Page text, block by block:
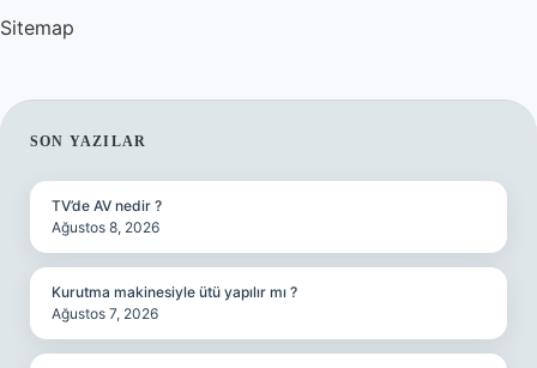
Hakkımızda
Sitemap
SIDEBAR
SON YAZILAR
TV’de AV nedir ?
Ağustos 8, 2026
Kurutma makinesiyle ütü yapılır mı ?
Ağustos 7, 2026